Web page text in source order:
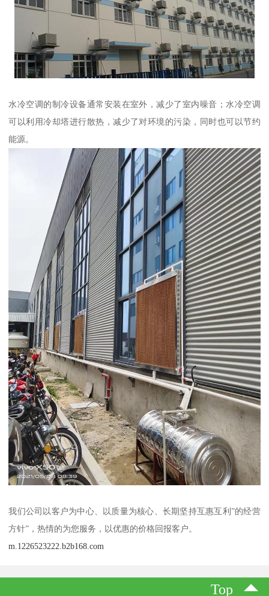
水冷空调的制冷设备通常安装在室外，减少了室内噪音；水冷空调
可以利用冷却塔进行散热，减少了对环境的污染，同时也可以节约
能源。
我们公司以客户为中心、以质量为核心、长期坚持互惠互利”的经营
方针”，热情的为您服务，以优惠的价格回报客户。
m.1226523222.b2b168.com
Top